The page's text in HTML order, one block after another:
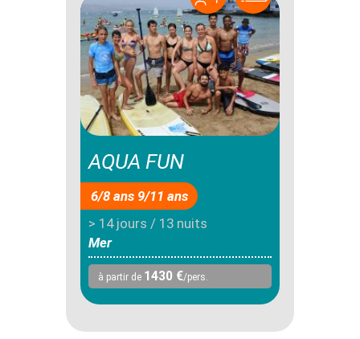
AQUA FUN
6/8 ans 9/11 ans
> 14 jours / 13 nuits
Mer
à partir de 1430 €/pers.